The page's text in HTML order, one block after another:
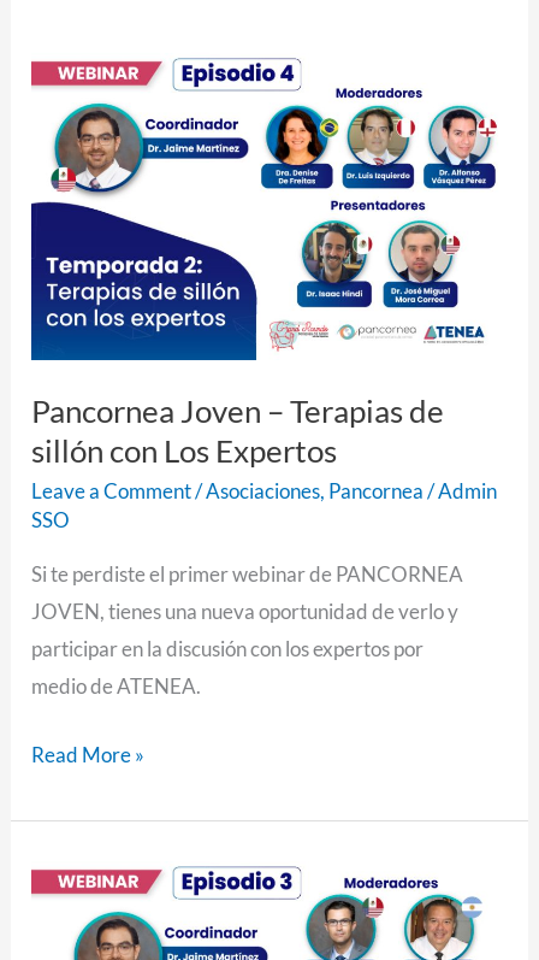
Pancornea Joven – Terapias de
sillón con Los Expertos
Leave a Comment/Asociaciones, Pancornea/Admin
SSO
Si te perdiste el primer webinar de PANCORNEA
JOVEN, tienes una nueva oportunidad de verlo y
participar en la discusión con los expertos por
medio de ATENEA.
Pancornea
Terapias
de
con
Los
Expertos
Read More »
Pancornea